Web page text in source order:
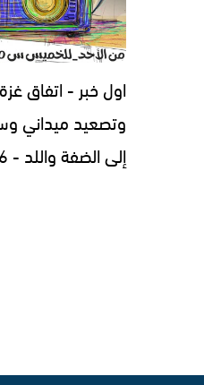
اول خبر - اتفاق
وتصعيد ميداني
إلى الضفة واللد - 02.08.2026